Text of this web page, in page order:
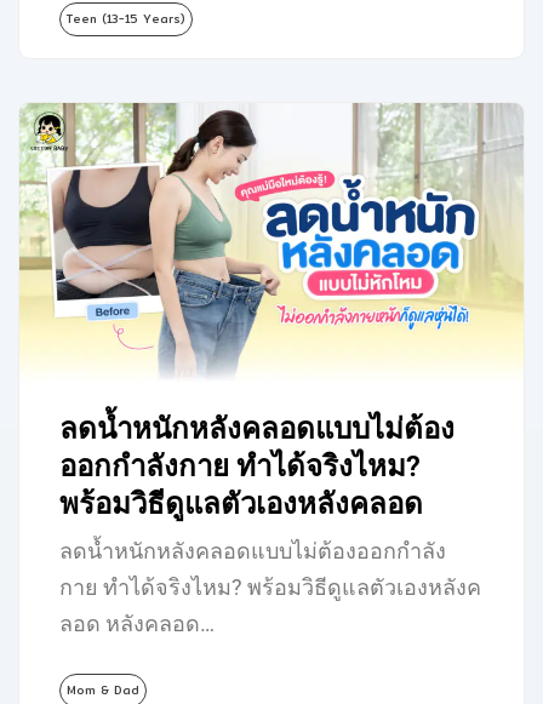
Teen (13-15 Years)
ลดน้ำหนักหลังคลอดแบบไม่ต้อง
ออกกำลังกาย ทำได้จริงไหม?
พร้อมวิธีดูแลตัวเองหลังคลอด
ลดน้ำหนักหลังคลอดแบบไม่ต้องออกกำลัง
กาย ทำได้จริงไหม? พร้อมวิธีดูแลตัวเองหลังค
ลอด หลังคลอด…
Mom & Dad